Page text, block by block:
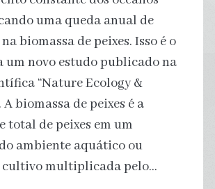
uma queda anual de
biomassa de peixes. Isso é o
um novo estudo publicado na
“Nature Ecology &
biomassa de peixes é a
total de peixes em um
ambiente aquático ou
cultivo multiplicada pelo…